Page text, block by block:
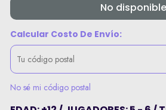
No disponible
Calcular Costo De Envío:
No sé mi código postal